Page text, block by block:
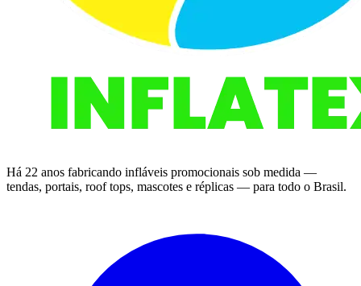
Há 22 anos fabricando infláveis promocionais sob medida —
tendas, portais, roof tops, mascotes e réplicas — para todo o Brasil.